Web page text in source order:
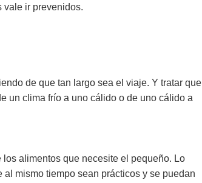
vale ir prevenidos.
de que tan largo sea el viaje. Y tratar que
un clima frío a uno cálido o de uno cálido a
alimentos que necesite el pequeño. Lo
mismo tiempo sean prácticos y se puedan